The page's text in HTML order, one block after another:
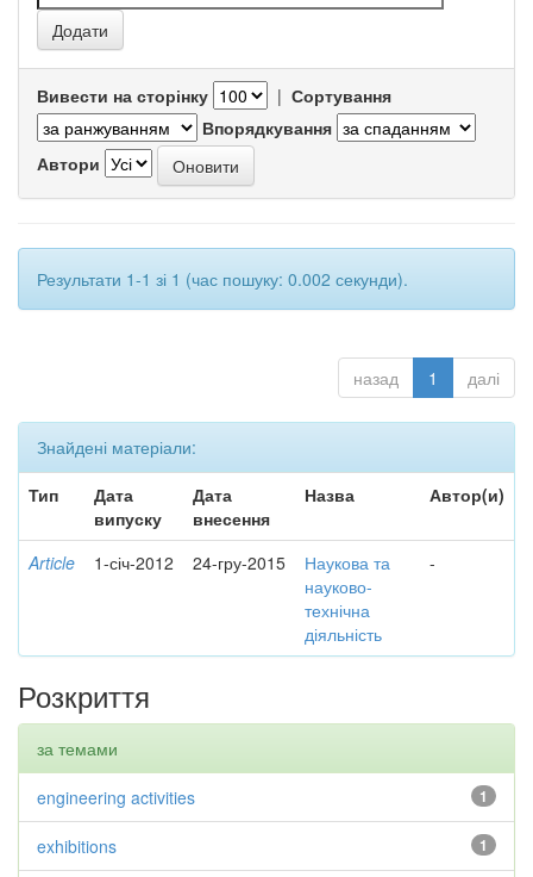
Вивести на сторінку | Сортування
Впорядкування
Автори
Результати 1-1 зі 1 (час пошуку: 0.002 секунди).
назад 1 далі
Знайдені матеріали:
Тип
Дата
випуску
Дата
внесення
Назва Автор(и)
Article 1-січ-2012 24-гру-2015
Наукова та
науково-
технічна
діяльність
-
Розкриття
за темами
1
engineering activities
1
exhibitions